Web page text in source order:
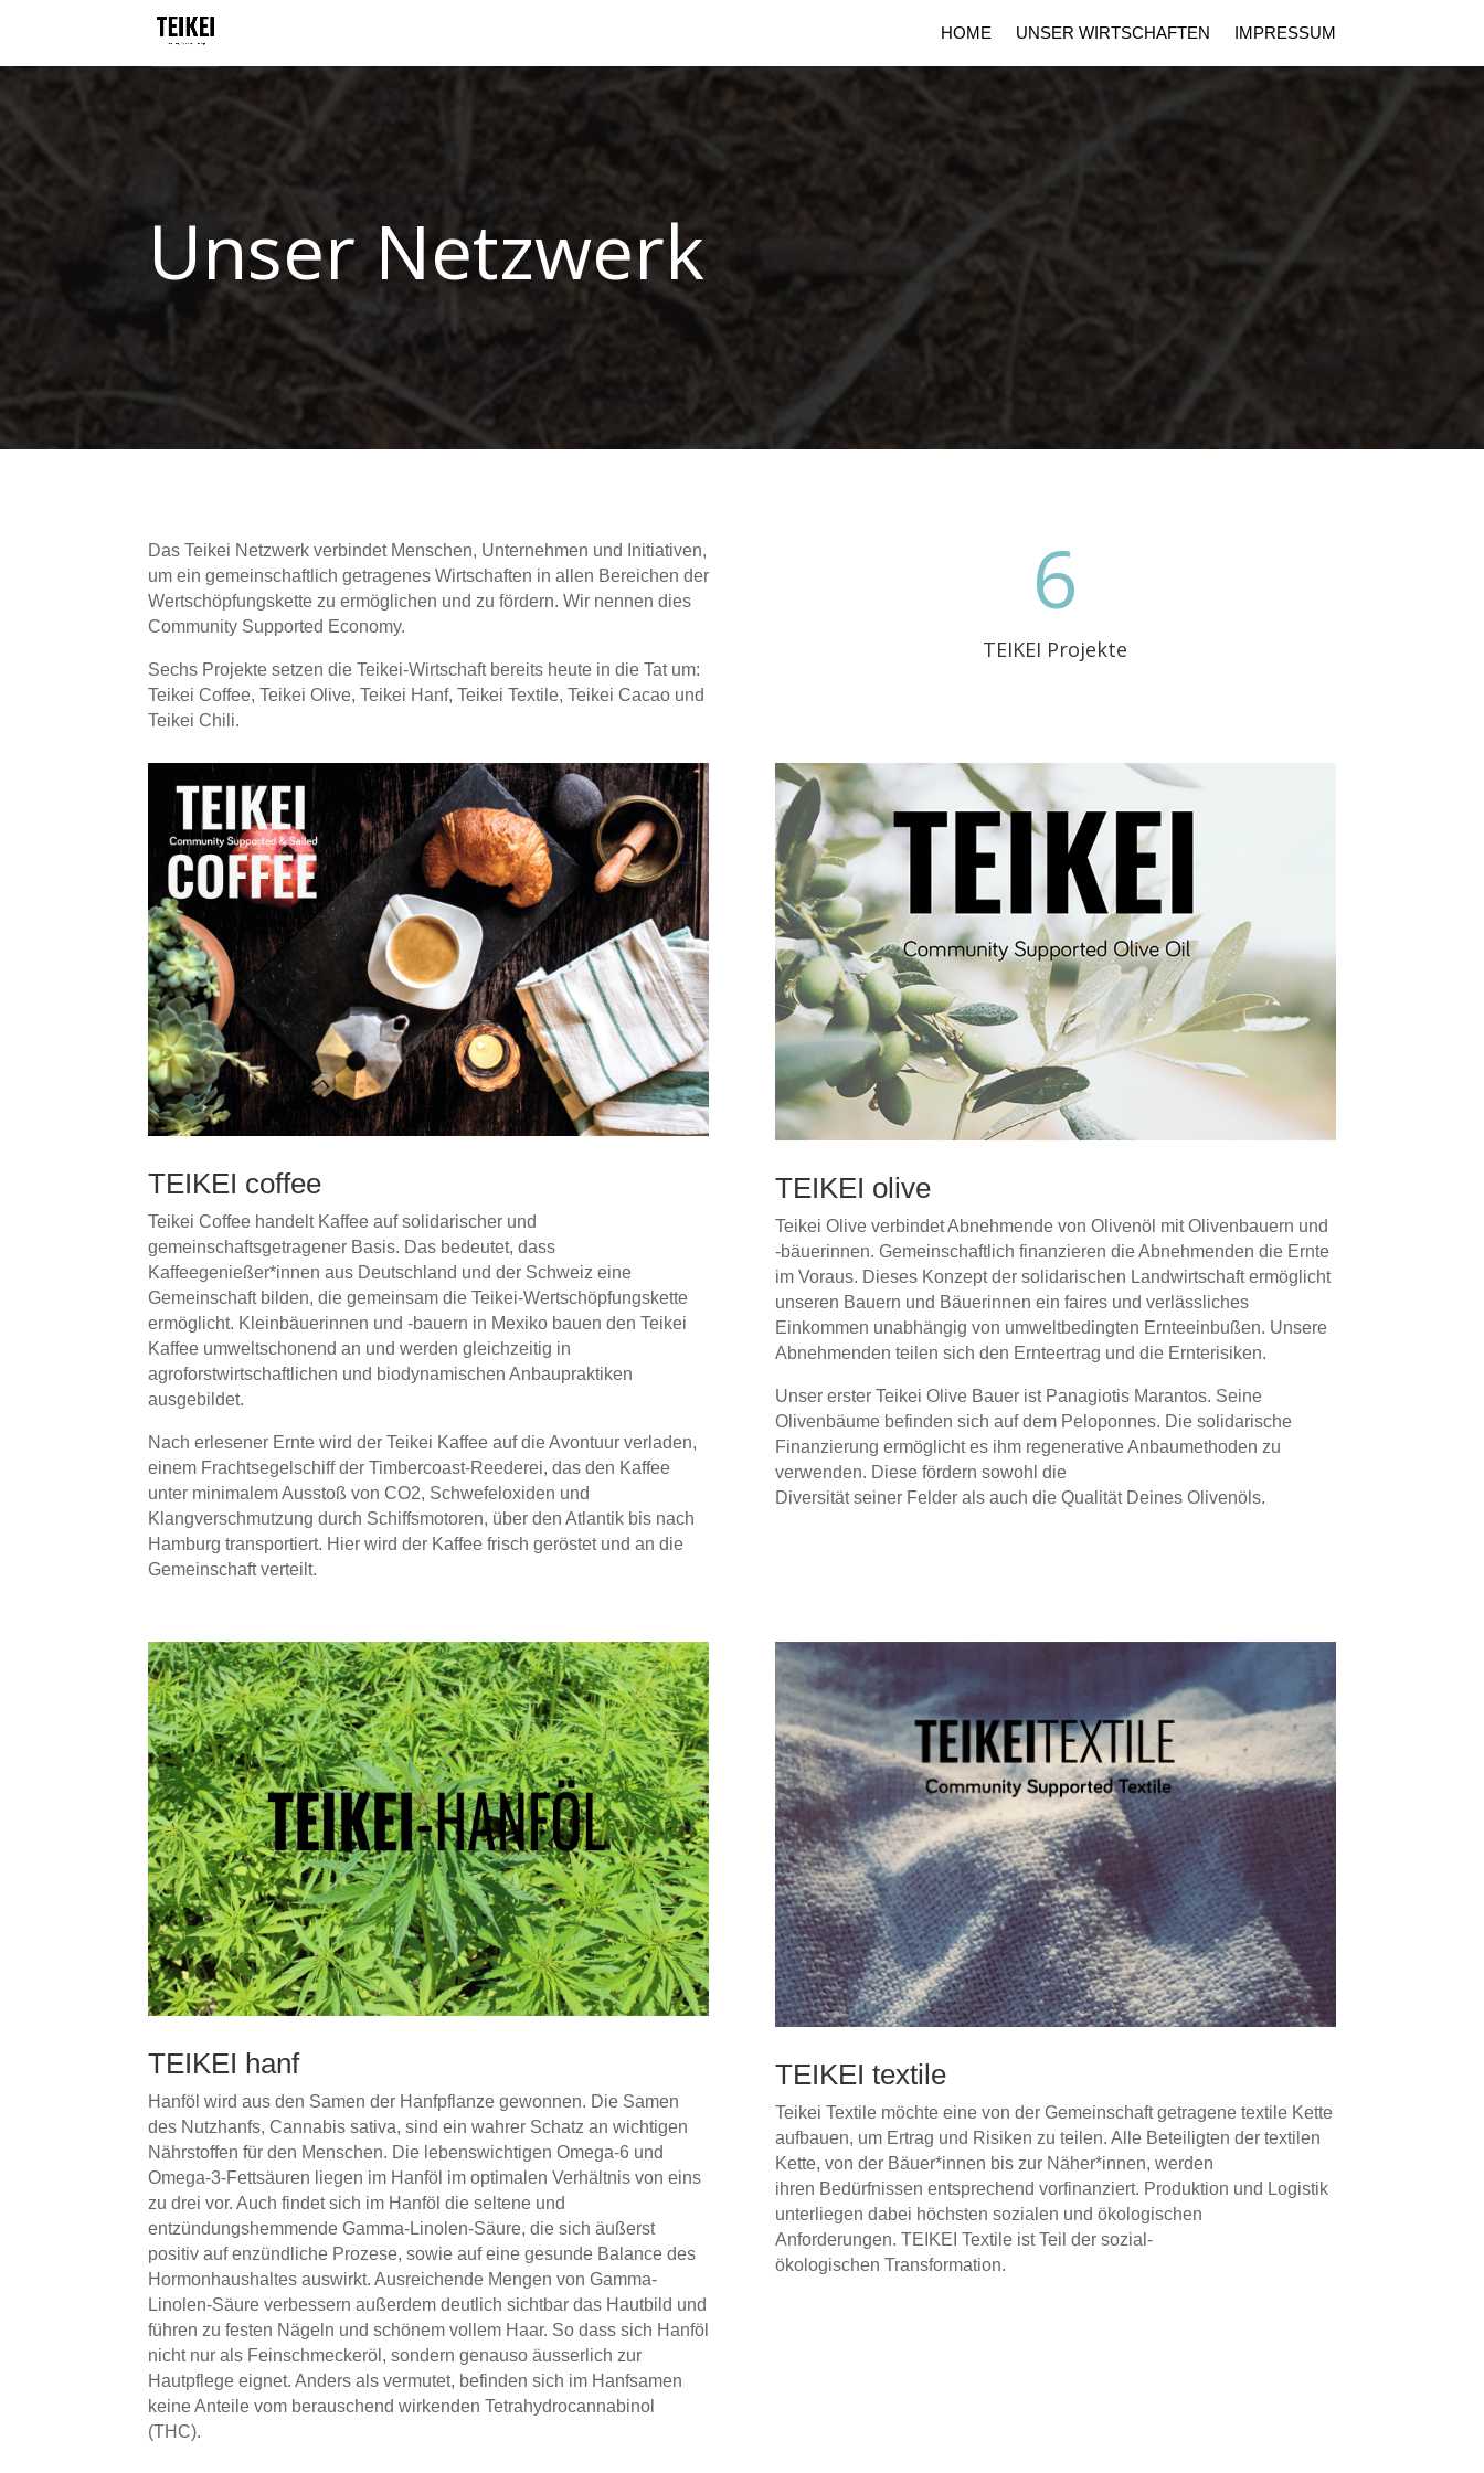
HOME UNSER WIRTSCHAFTEN IMPRESSUM
Unser Netzwerk
Das Teikei Netzwerk verbindet Menschen, Unternehmen und Initiativen,
um ein gemeinschaftlich getragenes Wirtschaften in allen Bereichen der
Wertschöpfungskette zu ermöglichen und zu fördern. Wir nennen dies
Community Supported Economy.
Sechs Projekte setzen die Teikei-Wirtschaft bereits heute in die Tat um:
Teikei Coffee, Teikei Olive, Teikei Hanf, Teikei Textile, Teikei Cacao und
Teikei Chili.
6
TEIKEI Projekte
TEIKEI coffee
Teikei Coffee handelt Kaffee auf solidarischer und
gemeinschaftsgetragener Basis. Das bedeutet, dass
Kaffeegenießer*innen aus Deutschland und der Schweiz eine
Gemeinschaft bilden, die gemeinsam die Teikei-Wertschöpfungskette
ermöglicht. Kleinbäuerinnen und -bauern in Mexiko bauen den Teikei
Kaffee umweltschonend an und werden gleichzeitig in
agroforstwirtschaftlichen und biodynamischen Anbaupraktiken
ausgebildet.
Nach erlesener Ernte wird der Teikei Kaffee auf dieAvontuur verladen,
einem Frachtsegelschiff derTimbercoast-Reederei, das den Kaffee
unter minimalem Ausstoß von CO2, Schwefeloxiden und
Klangverschmutzung durch Schiffsmotoren, über den Atlantik bis nach
Hamburg transportiert. Hier wird der Kaffee frisch geröstet und an die
Gemeinschaft verteilt.
TEIKEI olive
Teikei Olive verbindet Abnehmende von Olivenöl mit Olivenbauern und
-bäuerinnen. Gemeinschaftlich finanzieren die Abnehmenden die Ernte
im Voraus. Dieses Konzept der solidarischen Landwirtschaft ermöglicht
unseren Bauern und Bäuerinnen ein faires und verlässliches
Einkommen unabhängig von umweltbedingten Ernteeinbußen. Unsere
Abnehmenden teilen sich den Ernteertrag und die Ernterisiken.
Unser erster Teikei Olive Bauer ist Panagiotis Marantos. Seine
Olivenbäume befinden sich auf dem Peloponnes. Die solidarische
Finanzierung ermöglicht es ihm regenerative Anbaumethoden zu
verwenden. Diese fördern sowohl die
Diversität seiner Felder als auch die Qualität Deines Olivenöls.
TEIKEI hanf
Hanföl wird aus den Samen der Hanfpflanze gewonnen. Die Samen
des Nutzhanfs, Cannabis sativa, sind ein wahrer Schatz an wichtigen
Nährstoffen für den Menschen. Die lebenswichtigen Omega-6 und
Omega-3-Fettsäuren liegen im Hanföl im optimalen Verhältnis von eins
zu drei vor. Auch findet sich im Hanföl die seltene und
entzündungshemmende Gamma-Linolen-Säure, die sich äußerst
positiv auf enzündliche Prozese, sowie auf eine gesunde Balance des
Hormonhaushaltes auswirkt. Ausreichende Mengen von Gamma-
Linolen-Säure verbessern außerdem deutlich sichtbar das Hautbild und
führen zu festen Nägeln und schönem vollem Haar. So dass sich Hanföl
nicht nur als Feinschmeckeröl, sondern genauso äusserlich zur
Hautpflege eignet. Anders als vermutet, befinden sich im Hanfsamen
keine Anteile vom berauschend wirkenden Tetrahydrocannabinol
(THC).
TEIKEI textile
Teikei Textile möchte eine von der Gemeinschaft getragene textile Kette
aufbauen, um Ertrag und Risiken zu teilen. Alle Beteiligten der textilen
Kette, von der Bäuer*innen bis zur Näher*innen, werden
ihren Bedürfnissen entsprechend vorfinanziert. Produktion und Logistik
unterliegen dabei höchsten sozialen und ökologischen
Anforderungen. TEIKEI Textile ist Teil der sozial-
ökologischen Transformation.